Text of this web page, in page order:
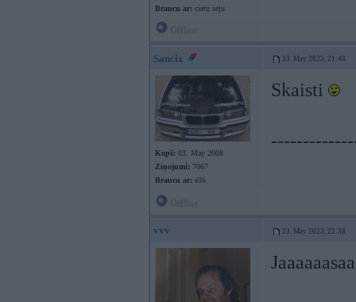
Braucu ar: cietu seju
Sancix 23. May 2023, 21:48
Kopš: 03. May 2008
Ziņojumi: 7067
Braucu ar: e36
Skaisti
vvv 23. May 2023, 22:38